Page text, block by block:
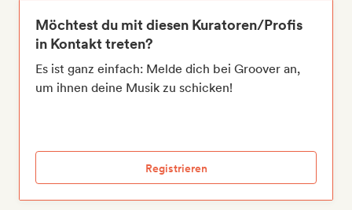
Möchtest du mit diesen Kuratoren/Profis
in Kontakt treten?
Es ist ganz einfach: Melde dich bei Groover an,
um ihnen deine Musik zu schicken!
Registrieren